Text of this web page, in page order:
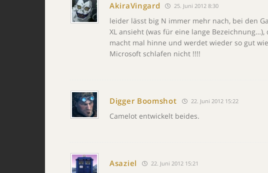
AkiraVingard 25. Juni 2012 8:30
leider lässt big N immer mehr nach, bei den
XL ansieht (was für eine lange
macht mal hinne und werdet wieder so gut
Microsoft schlafen nicht !!!!
Digger Boomshot 22. Juni 2012 15:22
Camelot entwickelt beides.
Asaziel 22. Juni 2012 15:21